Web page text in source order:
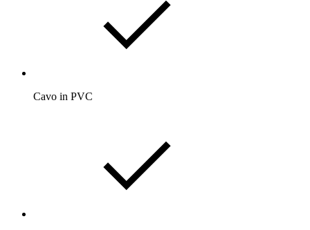
Cavo in PVC